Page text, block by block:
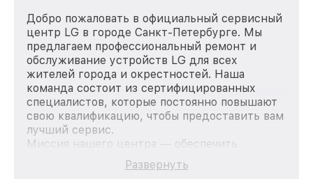
Добро пожаловать в официальный сервисный
центр LG в городе Санкт-Петербурге. Мы
предлагаем профессиональный ремонт и
обслуживание устройств LG для всех
жителей города и окрестностей. Наша
команда состоит из сертифицированных
специалистов, которые постоянно повышают
свою квалификацию, чтобы предоставить вам
лучший сервис.
Миссия нашего центра — обеспечить
качественный и доступный ремонт для
каждого пользователя продукции LG, вне
Развернуть